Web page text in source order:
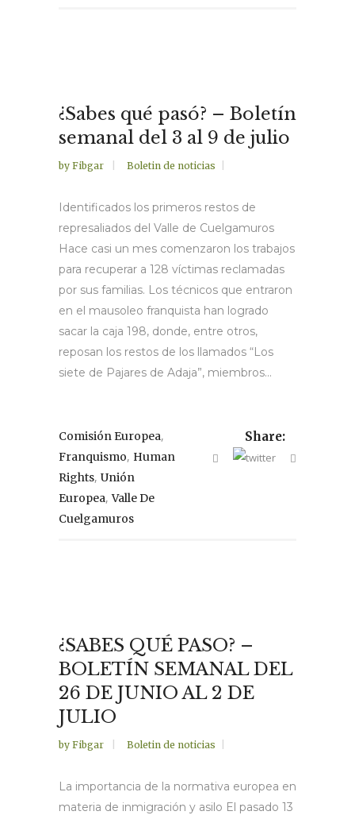
¿Sabes qué pasó? – Boletín
semanal del 3 al 9 de julio
by Fibgar Boletin de noticias
Identificados los primeros restos de
represaliados del Valle de Cuelgamuros
Hace casi un mes comenzaron los trabajos
para recuperar a 128 víctimas reclamadas
por sus familias. Los técnicos que entraron
en el mausoleo franquista han logrado
sacar la caja 198, donde, entre otros,
reposan los restos de los llamados “Los
siete de Pajares de Adaja”, miembros...
Comisión Europea,
Franquismo, Human
Rights, Unión
Europea,Valle De
Cuelgamuros
Share:
¿SABES QUÉ PASO? –
BOLETÍN SEMANAL DEL
26 DE JUNIO AL 2 DE
JULIO
by Fibgar Boletin de noticias
La importancia de la normativa europea en
materia de inmigración y asilo El pasado 13